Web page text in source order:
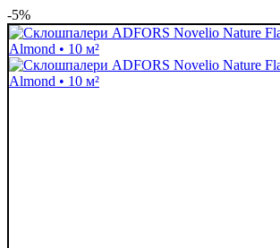
-5%